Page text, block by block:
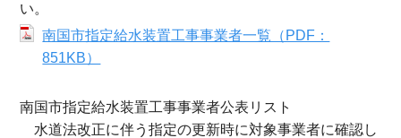
い。
南国市指定給水装置工事事業者一覧（PDF：
851KB）
南国市指定給水装置工事事業者公表リスト
水道法改正に伴う指定の更新時に対象事業者に確認し